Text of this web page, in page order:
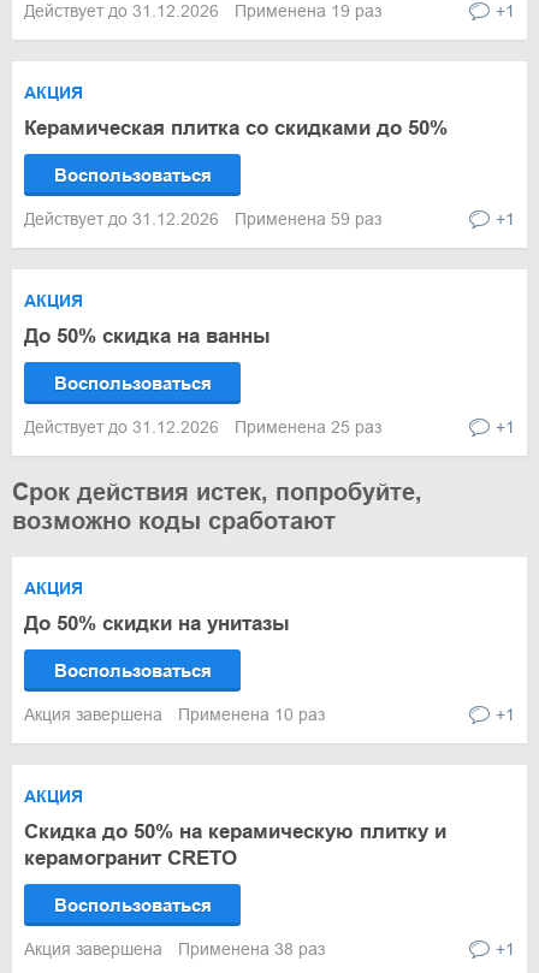
Действует до 31.12.2026 Применена 19 раз +1
АКЦИЯ
Керамическая плитка со скидками до 50%
Воспользоваться
Действует до 31.12.2026 Применена 59 раз +1
АКЦИЯ
До 50% скидка на ванны
Воспользоваться
Действует до 31.12.2026 Применена 25 раз +1
Срок действия истек, попробуйте,
возможно коды сработают
АКЦИЯ
До 50% скидки на унитазы
Воспользоваться
Акция завершена Применена 10 раз +1
АКЦИЯ
Скидка до 50% на керамическую плитку и
керамогранит CRETO
Воспользоваться
Акция завершена Применена 38 раз +1